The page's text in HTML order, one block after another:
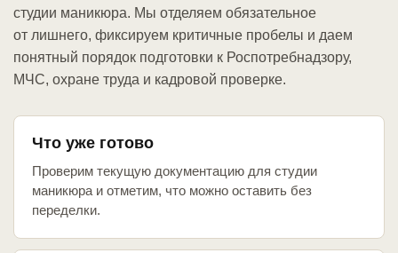
студии маникюра. Мы отделяем обязательное
от лишнего, фиксируем критичные пробелы и даем
понятный порядок подготовки к Роспотребнадзору,
МЧС, охране труда и кадровой проверке.
Что уже готово
Проверим текущую документацию для студии
маникюра и отметим, что можно оставить без
переделки.